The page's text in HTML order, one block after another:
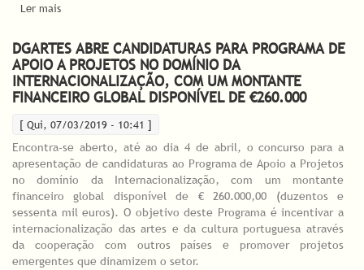
Ler mais
DGARTES ABRE CANDIDATURAS PARA PROGRAMA DE
APOIO A PROJETOS NO DOMÍNIO DA
INTERNACIONALIZAÇÃO, COM UM MONTANTE
FINANCEIRO GLOBAL DISPONÍVEL DE €260.000
[ Qui, 07/03/2019 - 10:41 ]
Encontra-se aberto, até ao dia 4 de abril, o concurso para a
apresentação de candidaturas ao Programa de Apoio a Projetos
no domínio da Internacionalização, com um montante
financeiro global disponível de € 260.000,00 (duzentos e
sessenta mil euros). O objetivo deste Programa é incentivar a
internacionalização das artes e da cultura portuguesa através
da cooperação com outros países e promover projetos
emergentes que dinamizem o setor.